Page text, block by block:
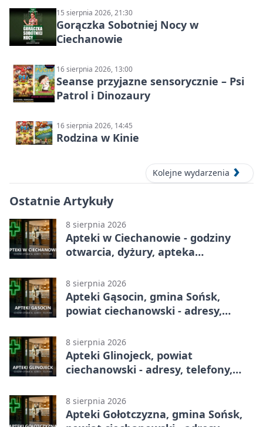
15 sierpnia 2026, 21:30
Gorączka Sobotniej Nocy w
Ciechanowie
16 sierpnia 2026, 13:00
Seanse przyjazne sensorycznie – Psi
Patrol i Dinozaury
16 sierpnia 2026, 14:45
Rodzina w Kinie
Kolejne wydarzenia
Ostatnie Artykuły
8 sierpnia 2026
Apteki w Ciechanowie - godziny
otwarcia, dyżury, apteka
8 sierpnia 2026
Apteki Gąsocin, gmina Sońsk,
powiat ciechanowski - adresy,
8 sierpnia 2026
Apteki Glinojeck, powiat
ciechanowski - adresy, telefony,
8 sierpnia 2026
Apteki Gołotczyzna, gmina Sońsk,